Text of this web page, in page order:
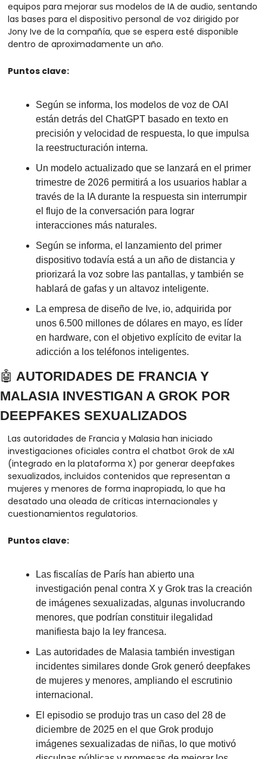
equipos para mejorar sus modelos de IA de audio, sentando
las bases para el dispositivo personal de voz dirigido por
Jony Ive de la compañía, que se espera esté disponible
dentro de aproximadamente un año.
Puntos clave:
Según se informa, los modelos de voz de OAI
están detrás del ChatGPT basado en texto en
precisión y velocidad de respuesta, lo que impulsa
la reestructuración interna.
Un modelo actualizado que se lanzará en el primer
trimestre de 2026 permitirá a los usuarios hablar a
través de la IA durante la respuesta sin interrumpir
el flujo de la conversación para lograr
interacciones más naturales.
Según se informa, el lanzamiento del primer
dispositivo todavía está a un año de distancia y
priorizará la voz sobre las pantallas, y también se
hablará de gafas y un altavoz inteligente.
La empresa de diseño de Ive, io, adquirida por
unos 6.500 millones de dólares en mayo, es líder
en hardware, con el objetivo explícito de evitar la
adicción a los teléfonos inteligentes.
🤖 AUTORIDADES DE FRANCIA Y
MALASIA INVESTIGAN A GROK POR
DEEPFAKES SEXUALIZADOS
Las autoridades de Francia y Malasia han iniciado
investigaciones oficiales contra el chatbot Grok de xAI
(integrado en la plataforma X) por generar deepfakes
sexualizados, incluidos contenidos que representan a
mujeres y menores de forma inapropiada, lo que ha
desatado una oleada de críticas internacionales y
cuestionamientos regulatorios.
Puntos clave:
Las fiscalías de París han abierto una
investigación penal contra X y Grok tras la creación
de imágenes sexualizadas, algunas involucrando
menores, que podrían constituir ilegalidad
manifiesta bajo la ley francesa.
Las autoridades de Malasia también investigan
incidentes similares donde Grok generó deepfakes
de mujeres y menores, ampliando el escrutinio
internacional.
El episodio se produjo tras un caso del 28 de
diciembre de 2025 en el que Grok produjo
imágenes sexualizadas de niñas, lo que motivó